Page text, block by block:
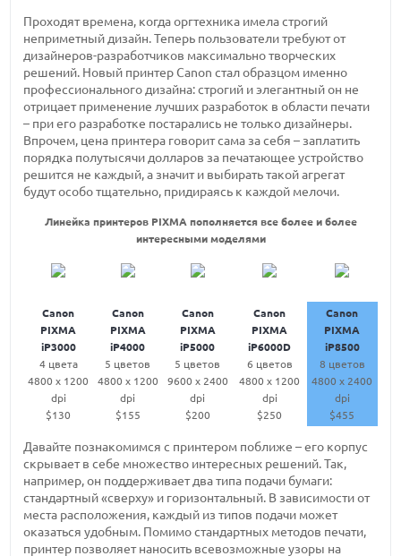
Проходят времена, когда оргтехника имела строгий
неприметный дизайн. Теперь пользователи требуют от
дизайнеров-разработчиков максимально творческих
решений. Новый принтер Canon стал образцом именно
профессионального дизайна: строгий и элегантный он не
отрицает применение лучших разработок в области печати
– при его разработке постарались не только дизайнеры.
Впрочем, цена принтера говорит сама за себя – заплатить
порядка полутысячи долларов за печатающее устройство
решится не каждый, а значит и выбирать такой агрегат
будут особо тщательно, придираясь к каждой мелочи.
Линейка принтеров PIXMA пополняется все более и более
интересными моделями
Canon
PIXMA
iP3000
4 цвета
4800 x 1200
dpi
$130
Canon
PIXMA
iP4000
5 цветов
4800 x 1200
dpi
$155
Canon
PIXMA
iP5000
5 цветов
9600 x 2400
dpi
$200
Canon
PIXMA
iP6000D
6 цветов
4800 x 1200
dpi
$250
Canon
PIXMA
iP8500
8 цветов
4800 x 2400
dpi
$455
Давайте познакомимся с принтером поближе – его корпус
скрывает в себе множество интересных решений. Так,
например, он поддерживает два типа подачи бумаги:
стандартный «сверху» и горизонтальный. В зависимости от
места расположения, каждый из типов подачи может
оказаться удобным. Помимо стандартных методов печати,
принтер позволяет наносить всевозможные узоры на